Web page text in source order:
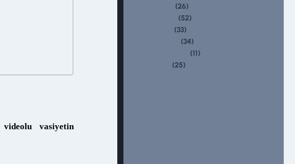
videolu vasiyetin
(26)
(52)
(33)
(34)
(11)
(25)